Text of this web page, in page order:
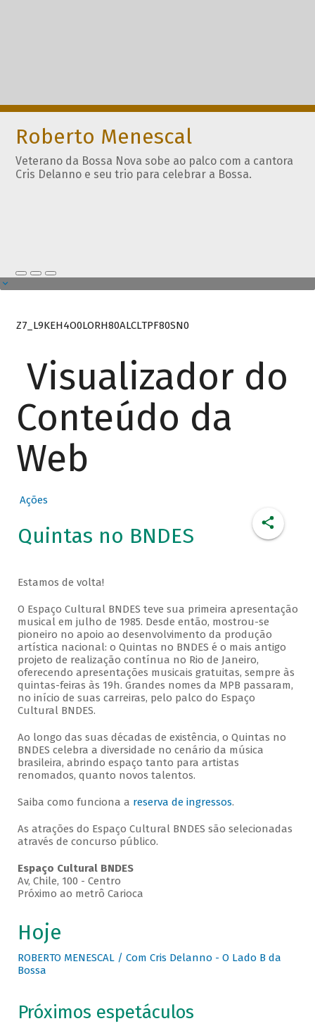
Roberto Menescal
Veterano da Bossa Nova sobe ao palco com a cantora
Cris Delanno e seu trio para celebrar a Bossa.
Z7_L9KEH4O0LORH80ALCLTPF80SN0
Visualizador do
Conteúdo da
Web
Ações
Quintas no BNDES
Estamos de volta!
O Espaço Cultural BNDES teve sua primeira apresentação
musical em julho de 1985. Desde então, mostrou-se
pioneiro no apoio ao desenvolvimento da produção
artística nacional: o Quintas no BNDES é o mais antigo
projeto de realização contínua no Rio de Janeiro,
oferecendo apresentações musicais gratuitas, sempre às
quintas-feiras às 19h. Grandes nomes da MPB passaram,
no início de suas carreiras, pelo palco do Espaço
Cultural BNDES.
Ao longo das suas décadas de existência, o Quintas no
BNDES celebra a diversidade no cenário da música
brasileira, abrindo espaço tanto para artistas
renomados, quanto novos talentos.
Saiba como funciona a reserva de ingressos.
As atrações do Espaço Cultural BNDES são selecionadas
através de concurso público.
Espaço Cultural BNDES
Av, Chile, 100 - Centro
Próximo ao metrô Carioca
Hoje
ROBERTO MENESCAL / Com Cris Delanno - O Lado B da
Bossa
Próximos espetáculos